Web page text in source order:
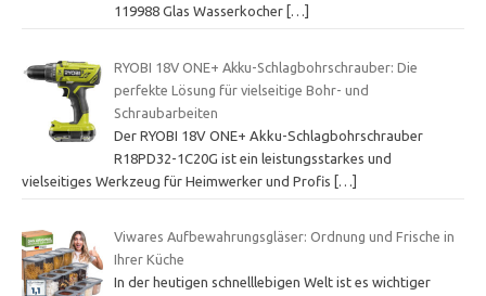
119988 Glas Wasserkocher […]
RYOBI 18V ONE+ Akku-Schlagbohrschrauber: Die
perfekte Lösung für vielseitige Bohr- und
Schraubarbeiten
Der RYOBI 18V ONE+ Akku-Schlagbohrschrauber
R18PD32-1C20G ist ein leistungsstarkes und
vielseitiges Werkzeug für Heimwerker und Profis […]
Viwares Aufbewahrungsgläser: Ordnung und Frische in
Ihrer Küche
In der heutigen schnelllebigen Welt ist es wichtiger